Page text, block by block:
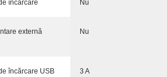
încărcare Nu
externă
Nu
încărcare USB 3 A